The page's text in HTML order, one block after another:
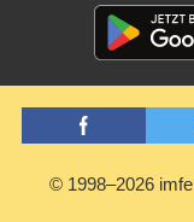
© 1998–2026